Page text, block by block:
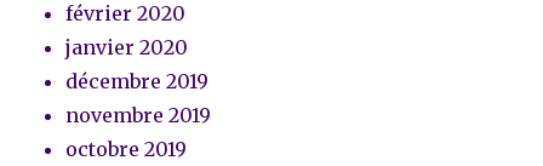
février 2020
janvier 2020
décembre 2019
novembre 2019
octobre 2019